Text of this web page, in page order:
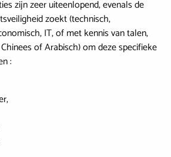
zijn zeer uiteenlopend, evenals de
zoekt (technisch,
IT, of met kennis van talen,
of Arabisch) om deze specifieke
: